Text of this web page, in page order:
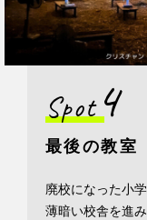
Spot4
最後の教室
廃校になった小
薄暗い校舎を進